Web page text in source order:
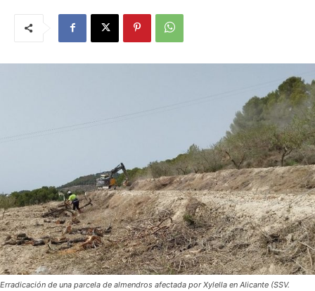
Erradicación de una parcela de almendros afectada por Xylella en Alicante (SSV.